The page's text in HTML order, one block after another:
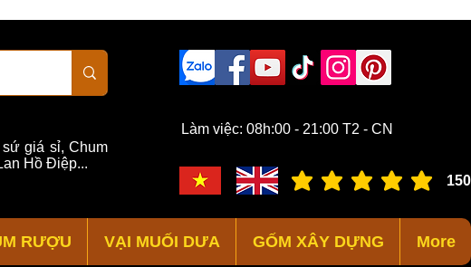
Làm việc: 08h:00 - 21:00 T2 - CN
giá sỉ,Chum
Hồ Điệp...
RƯỢU VẠI MUỐI DƯA GỐM XÂY DỰNG More
150
đánh giá trung bình là 3 /